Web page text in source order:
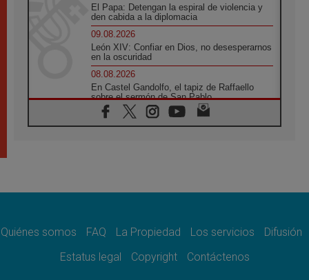
El Papa: Detengan la espiral de violencia y
den cabida a la diplomacia
09.08.2026
León XIV: Confiar en Dios, no desesperarnos
en la oscuridad
08.08.2026
En Castel Gandolfo, el tapiz de Raffaello
sobre el sermón de San Pablo
08.08.2026
En Colombia, «la paz no se compra con una
08.08.2026
08.08.2026
del Buen Consejo de Genazzano
Quiénes somos FAQ La Propiedad Los servicios
Difusión
Estatus legal
Copyright Contáctenos